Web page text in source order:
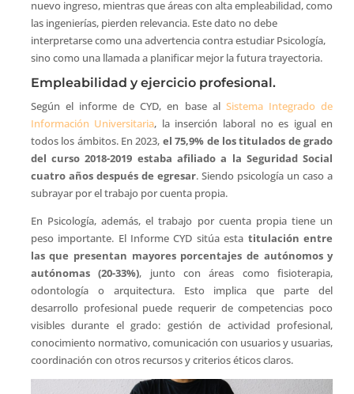
nuevo ingreso, mientras que áreas con alta empleabilidad, como
las ingenierías, pierden relevancia. Este dato no debe
interpretarse como una advertencia contra estudiar Psicología,
sino como una llamada a planificar mejor la futura trayectoria.
Empleabilidad y ejercicio profesional.
Según el informe de CYD, en base al Sistema Integrado de
Información Universitaria, la inserción laboral no es igual en
todos los ámbitos. En 2023, el 75,9% de los titulados de grado
del curso 2018-2019 estaba afiliado a la Seguridad Social
cuatro años después de egresar. Siendo psicología un caso a
subrayar por el trabajo por cuenta propia.
En Psicología, además, el trabajo por cuenta propia tiene un
peso importante. El Informe CYD sitúa esta titulación entre
las que presentan mayores porcentajes de autónomos y
autónomas (20-33%), junto con áreas como fisioterapia,
odontología o arquitectura. Esto implica que parte del
desarrollo profesional puede requerir de competencias poco
visibles durante el grado: gestión de actividad profesional,
conocimiento normativo, comunicación con usuarios y usuarias,
coordinación con otros recursos y criterios éticos claros.